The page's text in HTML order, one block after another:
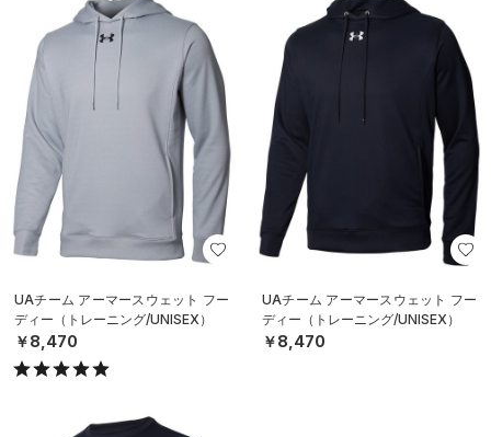
UAチーム アーマースウェット フー
ディー（トレーニング/UNISEX）
￥8,470
UAチーム アーマースウェット フー
ディー（トレーニング/UNISEX）
￥8,470